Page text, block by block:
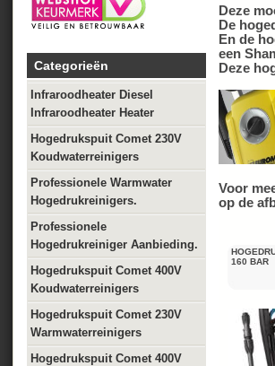
Categorieën
Infraroodheater Diesel
Infraroodheater Heater
Hogedrukspuit Comet 230V
Koudwaterreinigers
Professionele Warmwater
Hogedrukreinigers.
Professionele
Hogedrukreiniger Aanbieding.
Hogedrukspuit Comet 400V
Koudwaterreinigers
Hogedrukspuit Comet 230V
Warmwaterreinigers
Hogedrukspuit Comet 400V
Deze
De
En de
een
Deze
Voor
op de
160 BAR